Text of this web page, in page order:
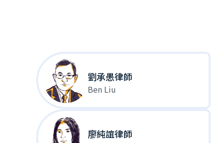
劉承愚律師
Ben Liu
廖純誼律師